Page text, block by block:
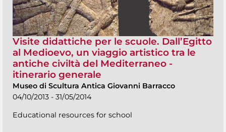
Visite didattiche per le scuole. Dall’Egitto
al Medioevo, un viaggio artistico tra le
antiche civiltà del Mediterraneo -
itinerario generale
Museo di Scultura Antica Giovanni Barracco
04/10/2013 - 31/05/2014
Educational resources for school